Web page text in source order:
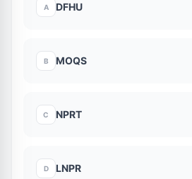
A DFHU
B MOQS
C NPRT
D LNPR